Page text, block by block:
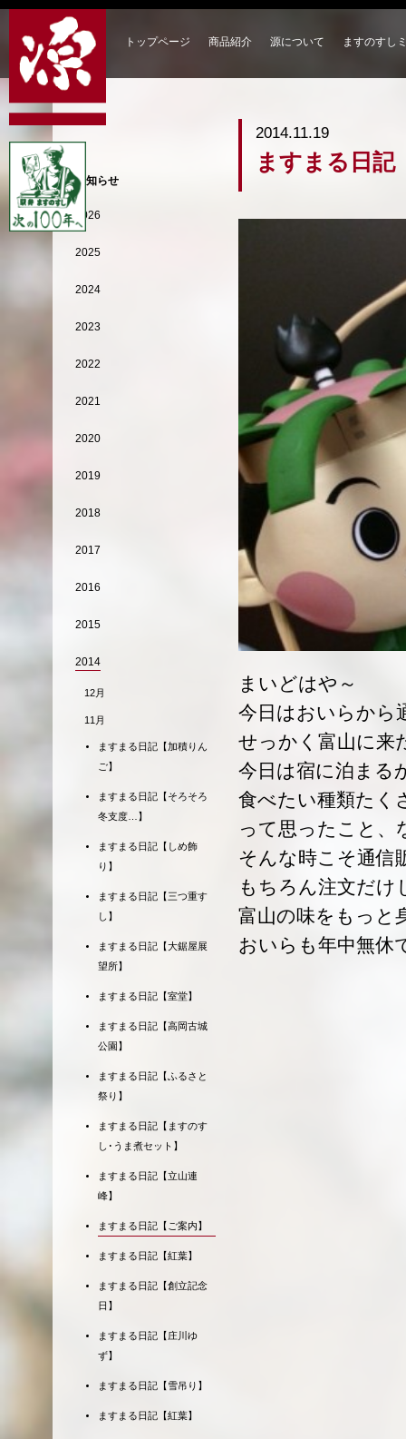
トップページ 商品紹介 源について ますのすし
2014.11.19
ますまる日記
まいどはや～
今日はおいらから
せっかく富山に来
今日は宿に泊まる
食べたい種類たく
って思ったこと、
そんな時こそ通信
もちろん注文だけ
富山の味をもっと
おいらも年中無休
お知らせ
2026
2025
2024
2023
2022
2021
2020
2019
2018
2017
2016
2015
2014
12月
11月
ますまる日記【加積りん
ご】
ますまる日記【そろそろ
冬支度…】
ますまる日記【しめ飾
り】
ますまる日記【三つ重す
し】
ますまる日記【大鋸屋展
望所】
ますまる日記【室堂】
ますまる日記【高岡古城
公園】
ますまる日記【ふるさと
祭り】
ますまる日記【ますのす
し･うま煮セット】
ますまる日記【立山連
峰】
ますまる日記【ご案内】
ますまる日記【紅葉】
ますまる日記【創立記念
日】
ますまる日記【庄川ゆ
ず】
ますまる日記【雪吊り】
ますまる日記【紅葉】